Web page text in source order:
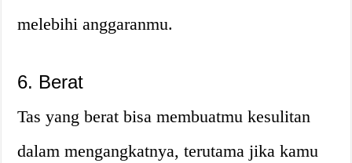
melebihi anggaranmu.
6. Berat
Tas yang berat bisa membuatmu kesulitan
dalam mengangkatnya, terutama jika kamu